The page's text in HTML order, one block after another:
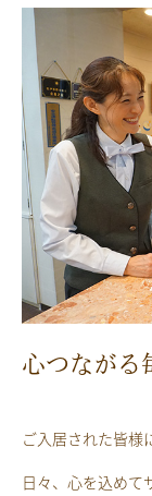
心つながる
ご入居された皆様
日々、心を込めて